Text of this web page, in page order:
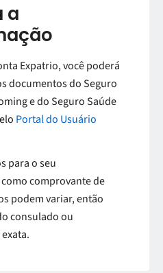
a
Expatrio, você poderá
documentos do Seguro
e do Seguro Saúde
Portal do Usuário
para o seu
comprovante de
podem variar, então
consulado ou